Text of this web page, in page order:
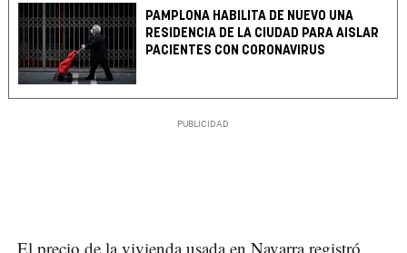
PAMPLONA HABILITA DE NUEVO UNA
RESIDENCIA DE LA CIUDAD PARA AISLAR
PACIENTES CON CORONAVIRUS
El precio de la vivienda usada en Navarra registró